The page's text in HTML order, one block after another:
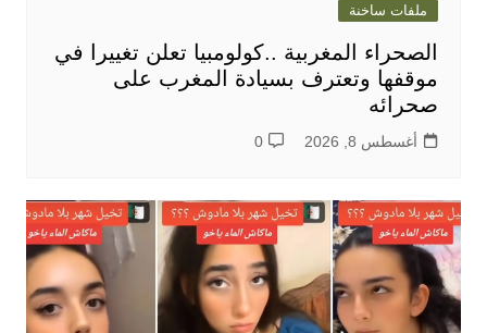
ملفات ساخنة
الصحراء المغربية ..كولومبيا تعلن تغييرا في
موقفها وتعترف بسيادة المغرب على
صحرائه
أغسطس 8, 2026 0